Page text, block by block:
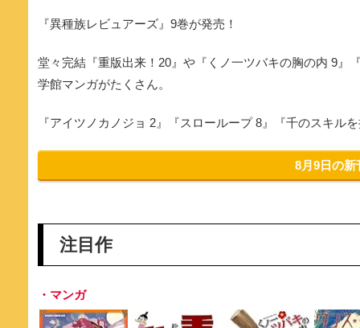
『異種族レビュアーズ』9巻が発売！
堂々完結『重版出来！20』や『くノ一ツバキの胸の内 9』
学館マンガがたくさん。
『アイツノカノジョ 2』『スローループ 8』『千のスキル
8月9日の新
注目作
・マンガ